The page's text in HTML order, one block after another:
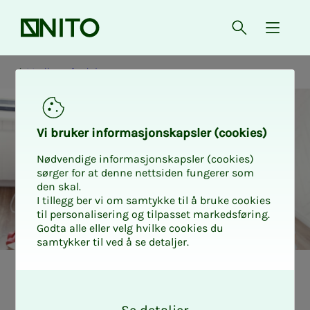
Forsiden Åpne søk
{
Medlemsfordeler
Vi bru­­­ker in­­­for­­­ma­­­sjons­­­kaps­­­­­ler (cookies)
Nødvendige informasjonskapsler (cookies)
sørger for at denne nettsiden fungerer som
den skal.
I tillegg ber vi om samtykke til å bruke cookies
til personalisering og tilpasset markedsføring.
Godta alle eller velg hvilke cookies du
samtykker til ved å se detaljer.